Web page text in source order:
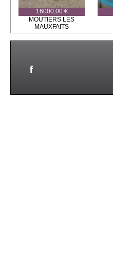
16000,00 €
MOUTIERS LES
MAUXFAITS